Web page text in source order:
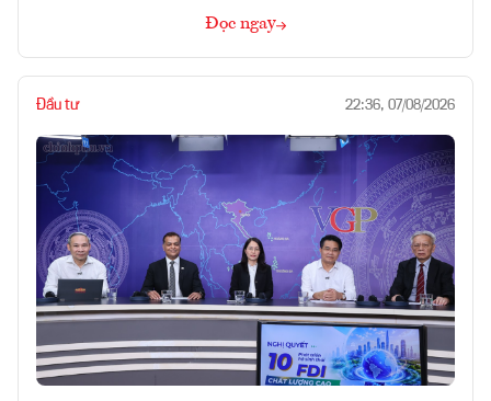
Đọc ngay
Đầu tư 22:36, 07/08/2026